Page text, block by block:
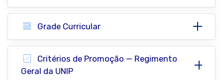
Grade Curricular
Critérios de Promoção — Regimento
Geral da UNIP